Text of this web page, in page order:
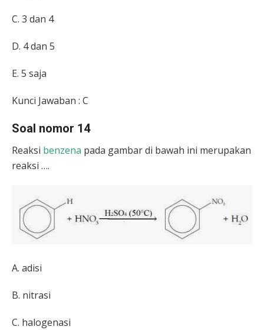
C. 3 dan 4
D. 4 dan 5
E. 5 saja
Kunci Jawaban : C
Soal nomor 14
Reaksi benzena pada gambar di bawah ini merupakan
reaksi ….
A. adisi
B. nitrasi
C. halogenasi